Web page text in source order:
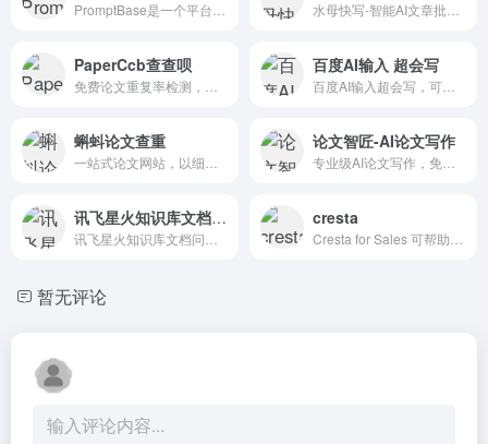
PaperCcb查查呗 百度AI输入 超会写
蝌蚪论文查重 论文智匠-AI论文写作
讯飞星火知识库文档问答 cresta
暂无评论